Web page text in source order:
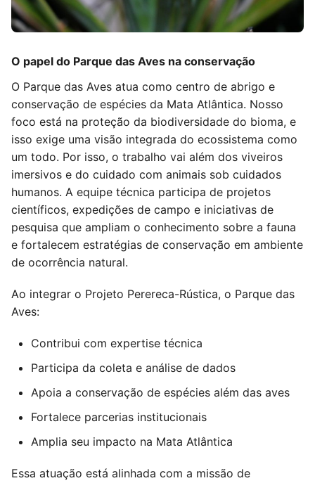
O papel do Parque das Aves na conservação
O Parque das Aves atua como centro de abrigo e
conservação de espécies da Mata Atlântica. Nosso
foco está na proteção da biodiversidade do bioma, e
isso exige uma visão integrada do ecossistema como
um todo. Por isso, o trabalho vai além dos viveiros
imersivos e do cuidado com animais sob cuidados
humanos. A equipe técnica participa de projetos
científicos, expedições de campo e iniciativas de
pesquisa que ampliam o conhecimento sobre a fauna
e fortalecem estratégias de conservação em ambiente
de ocorrência natural.
Ao integrar o Projeto Perereca-Rústica, o Parque das
Aves:
Contribui com expertise técnica
Participa da coleta e análise de dados
Apoia a conservação de espécies além das aves
Fortalece parcerias institucionais
Amplia seu impacto na Mata Atlântica
Essa atuação está alinhada com a missão de